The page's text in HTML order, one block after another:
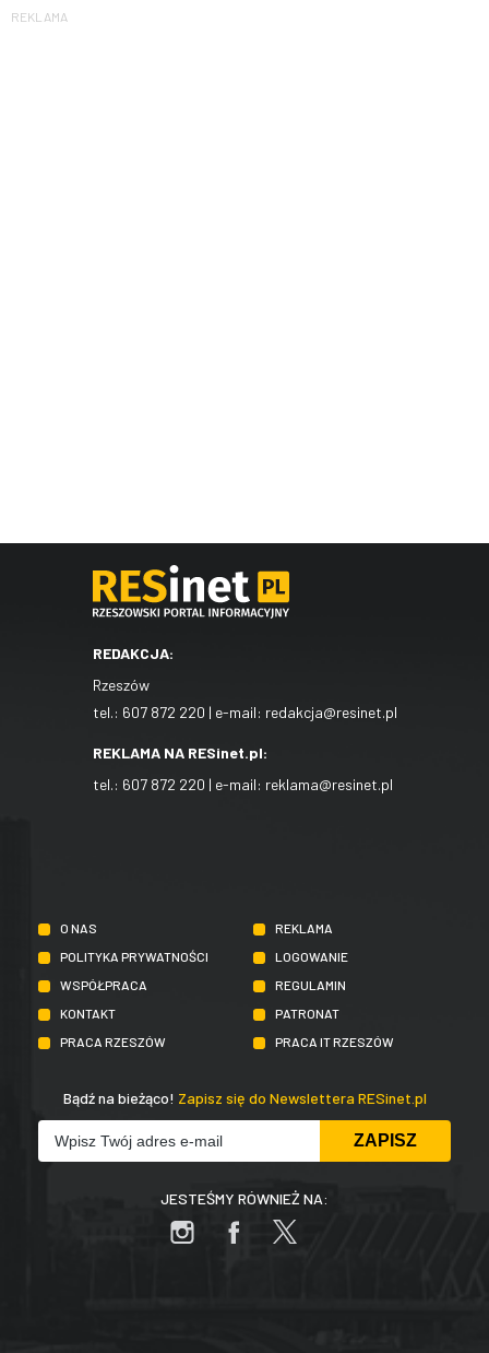
REKLAMA
REDAKCJA:
Rzeszów
tel.: 607 872 220 | e-mail: redakcja@resinet.pl
REKLAMA NA RESinet.pl:
tel.: 607 872 220 | e-mail: reklama@resinet.pl
O NAS
REKLAMA
POLITYKA PRYWATNOŚCI
LOGOWANIE
WSPÓŁPRACA
REGULAMIN
KONTAKT
PATRONAT
PRACA RZESZÓW
PRACA IT RZESZÓW
Bądź na bieżąco! Zapisz się do Newslettera RESinet.pl
JESTEŚMY RÓWNIEŻ NA: